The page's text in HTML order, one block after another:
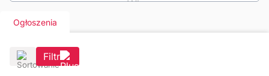
Ogłoszenia
Filtr